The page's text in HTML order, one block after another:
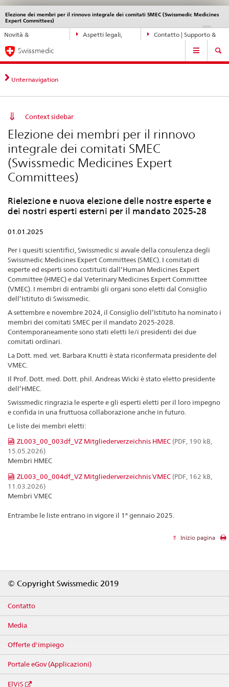
Navigazione
diretta:
novità,
aspetti
legali,
contatto
Novità &
Aspetti legali,
Contatto | Supporto &
Elezione dei membri per il rinnovo integrale dei comitati SMEC (Swissmedic Medicines
Expert Committees)
DE IT
Service
navigation
Navigation
Swissmedic
Unternavigation
Context sidebar
Elezione dei membri per il rinnovo
integrale dei comitati SMEC
(Swissmedic Medicines Expert
Committees)
Rielezione e nuova elezione delle nostre esperte e
dei nostri esperti esterni per il mandato 2025-28
01.01.2025
Per i quesiti scientifici, Swissmedic si avvale della consulenza degli
Swissmedic Medicines Expert Committees (SMEC). I comitati di
esperte ed esperti sono costituiti dall’Human Medicines Expert
Committee (HMEC) e dal Veterinary Medicines Expert Committee
(VMEC). I membri di entrambi gli organi sono eletti dal Consiglio
dell’Istituto di Swissmedic.
A settembre e novembre 2024, il Consiglio dell’Istituto ha nominato i
membri dei comitati SMEC per il mandato 2025-2028.
Contemporaneamente sono stati eletti le/i presidenti dei due
comitati ordinari.
La Dott. med. vet. Barbara Knutti è stata riconfermata presidente del
VMEC.
Il Prof. Dott. med. Dott. phil. Andreas Wicki è stato eletto presidente
dell’HMEC.
Swissmedic ringrazia le esperte e gli esperti eletti per il loro impegno
e confida in una fruttuosa collaborazione anche in futuro.
Le liste dei membri eletti:
ZL003_00_003df_VZ Mitgliederverzeichnis HMEC (PDF, 190 kB,
15.05.2026)
Membri HMEC
ZL003_00_004df_VZ Mitgliederverzeichnis VMEC (PDF, 162 kB,
11.03.2026)
Membri VMEC
Entrambe le liste entrano in vigore il 1° gennaio 2025.
Inizio pagina
© Copyright Swissmedic 2019
Contatto
Media
Offerte d'impiego
Portale eGov (Applicazioni)
ElViS